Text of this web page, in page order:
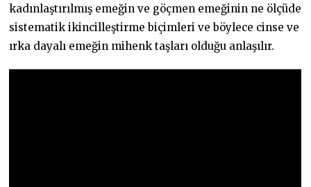
kadınlaştırılmış emeğin ve göçmen emeğinin ne ölçüde
sistematik ikincilleştirme biçimleri ve böylece cinse ve
ırka dayalı emeğin mihenk taşları olduğu anlaşılır.